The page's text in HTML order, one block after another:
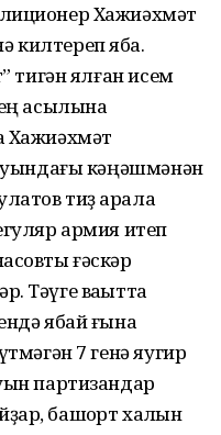
Хажиәхмәт
килтереп яба.
тигән ялған исем
асылына
Хажиәхмәт
кәңәшмәнән
тиҙ арала
армия итеп
ғәскәр
Тәүге ваҡытта
ябай ғына
7 генә яугир
партизандар
башҡорт халҡын